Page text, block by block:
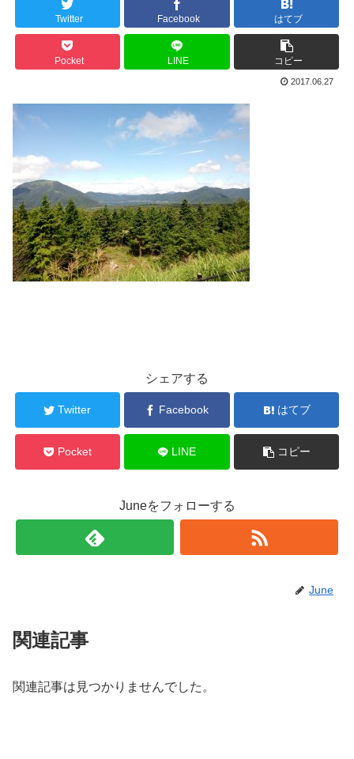
Twitter Facebook はてブ
Pocket LINE コピー
2017.06.27
シェアする
Twitter Facebook はてブ
Pocket LINE コピー
Juneをフォローする
June
関連記事
関連記事は見つかりませんでした。